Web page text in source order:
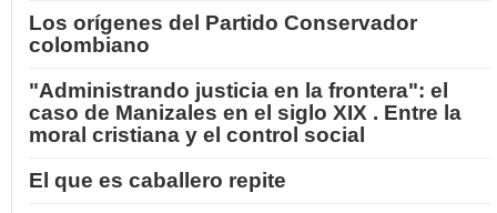
Los orígenes del Partido Conservador
colombiano
"Administrando justicia en la frontera": el
caso de Manizales en el siglo XIX . Entre la
moral cristiana y el control social
El que es caballero repite